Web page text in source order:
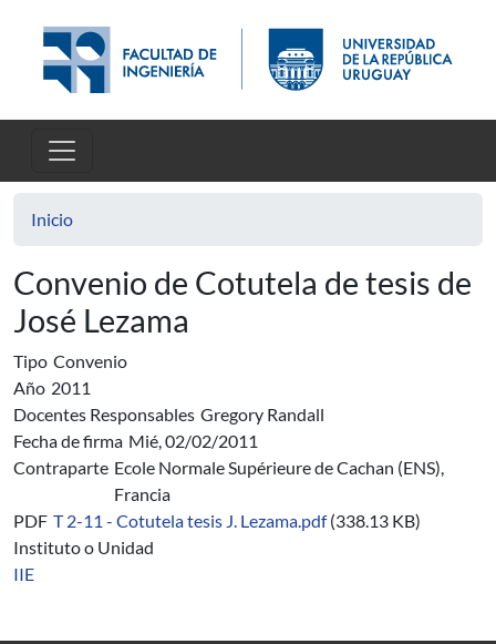
Inicio
Convenio de Cotutela de tesis de
José Lezama
Tipo Convenio
Año 2011
Docentes Responsables Gregory Randall
Fecha de firma Mié, 02/02/2011
Contraparte Ecole Normale Supérieure de Cachan (ENS),
Francia
PDF T 2-11 - Cotutela tesis J. Lezama.pdf (338.13 KB)
Instituto o Unidad
IIE